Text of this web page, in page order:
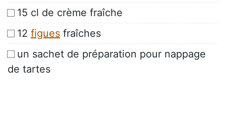
15 cl de crème fraîche
12 figues fraîches
un sachet de préparation pour nappage
de tartes